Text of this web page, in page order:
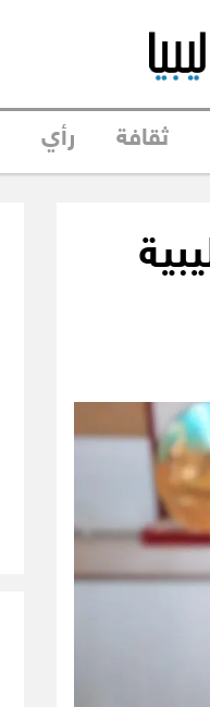
ثقافة رأي